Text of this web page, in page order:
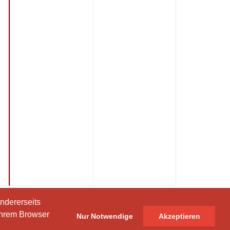
Browser
Nur Notwendige Akzeptieren
Browser
Nur Notwendige Akzeptieren